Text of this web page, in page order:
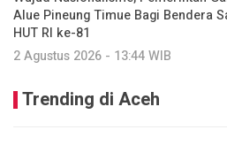
Alue Pineung Timue Bagi Bendera
HUT RI ke-81
2 Agustus 2026 - 13:44 WIB
Trending di Aceh